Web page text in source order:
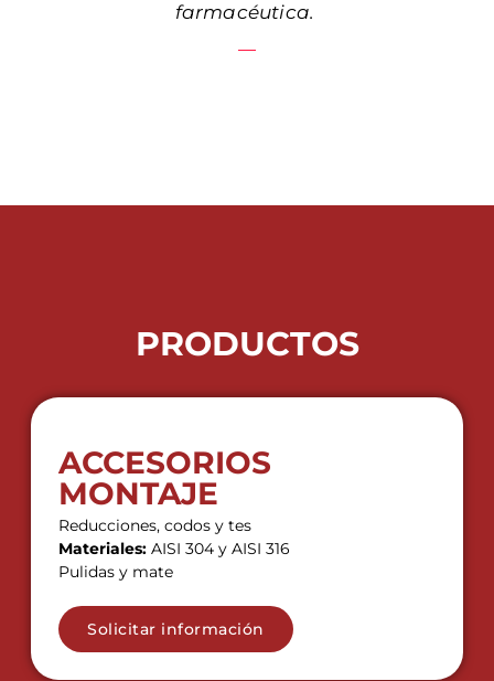
farmacéutica.
PRODUCTOS
ACCESORIOS
MONTAJE
Reducciones, codos y tes
Materiales: AISI 304 y AISI 316
Pulidas y mate
Solicitar información